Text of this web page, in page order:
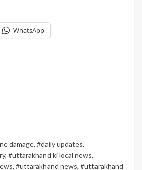
WhatsApp
damage, #daily updates,
, #uttarakhand ki local news,
, #uttarakhand news, #uttarakhand